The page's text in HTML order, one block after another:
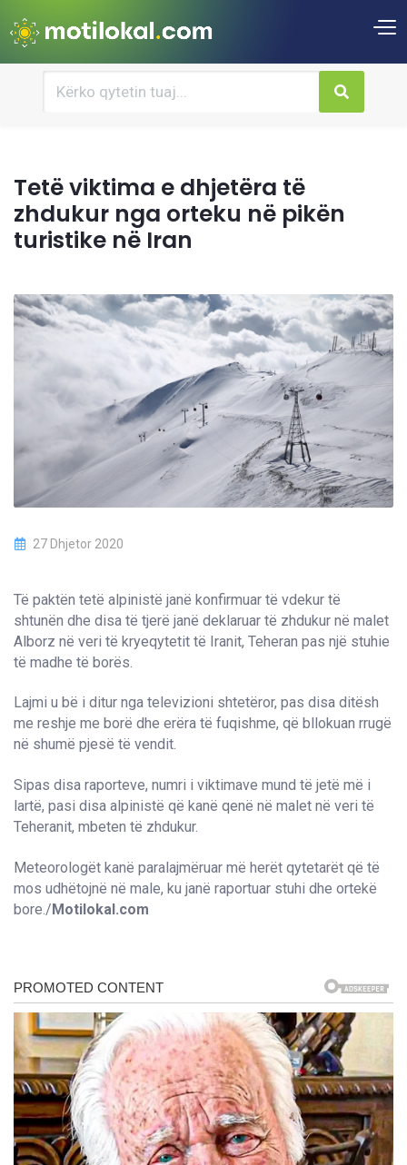
Tetë viktima e dhjetëra të
zhdukur nga orteku në pikën
turistike në Iran
27 Dhjetor 2020
Të paktën tetë alpinistë janë konfirmuar të vdekur të
shtunën dhe disa të tjerë janë deklaruar të zhdukur në malet
Alborz në veri të kryeqytetit të Iranit, Teheran pas një stuhie
të madhe të borës.
Lajmi u bë i ditur nga televizioni shtetëror, pas disa ditësh
me reshje me borë dhe erëra të fuqishme, që bllokuan rrugë
në shumë pjesë të vendit.
Sipas disa raporteve, numri i viktimave mund të jetë më i
lartë, pasi disa alpinistë që kanë qenë në malet në veri të
Teheranit, mbeten të zhdukur.
Meteorologët kanë paralajmëruar më herët qytetarët që të
mos udhëtojnë në male, ku janë raportuar stuhi dhe ortekë
bore./Motilokal.com